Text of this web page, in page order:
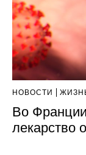
НОВОСТИ
Во
лекарство